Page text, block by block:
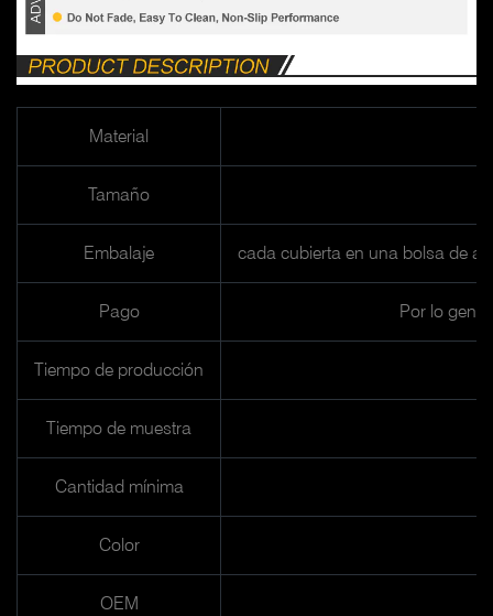
Material
Tamaño
Embalaje cada cubierta en una bolsa de
Pago Por lo
Tiempo de producción
Tiempo de muestra
Cantidad mínima
Color
OEM